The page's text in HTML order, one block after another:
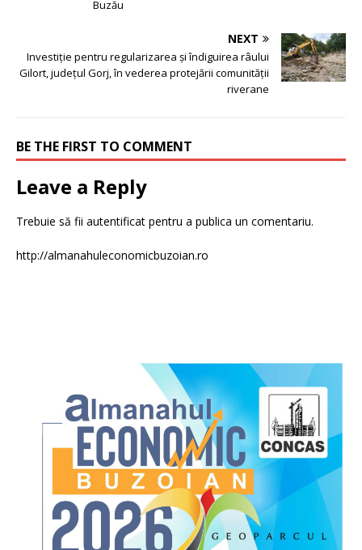
Buzău
NEXT
Investiție pentru regularizarea şi îndiguirea râului
Gilort, judeţul Gorj, în vederea protejării comunităţii
riverane
BE THE FIRST TO COMMENT
Leave a Reply
Trebuie să fii autentificat pentru a publica un comentariu.
http://almanahuleconomicbuzoian.ro